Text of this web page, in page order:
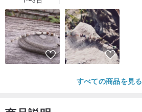
すべての商品を見る